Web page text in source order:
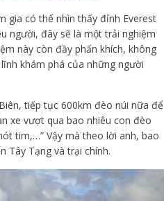
gia có thể nhìn thấy đỉnh Everest
người, đây sẽ là một trải nghiệm
này còn đầy phấn khích, không
khám phá của những người
tiếp tục 600km đèo núi nữa để
xe vượt qua bao nhiêu con đèo
tim,…” Vậy mà theo lời anh, bao
Tây Tạng và trại chính.